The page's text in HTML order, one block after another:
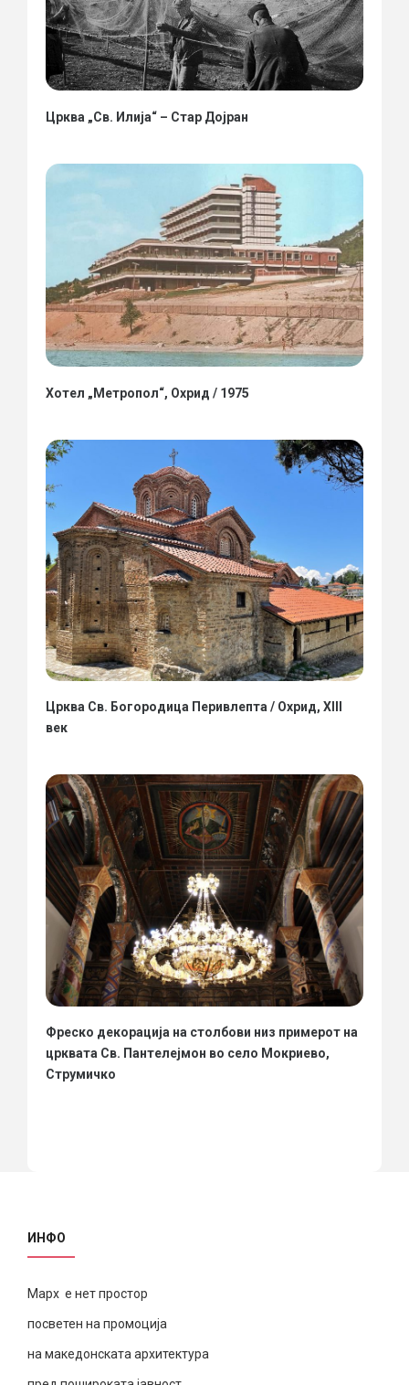
Црква „Св. Илија“ – Стар Дојран
Хотел „Метропол“, Охрид / 1975
Црква Св. Богородица Перивлепта / Охрид, XIII
век
Фреско декорација на столбови низ примерот на
црквата Св. Пантелејмон во село Мокриево,
Струмичко
ИНФО
Марх е нет простор
посветен на промоција
на македонската архитектура